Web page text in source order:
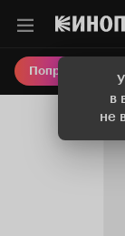
в
не
Попробовать